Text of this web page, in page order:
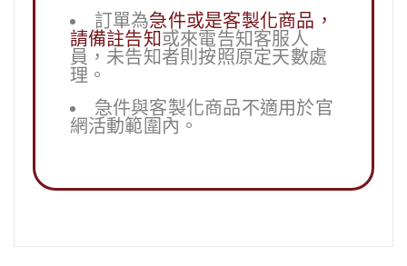
訂單為急件或是客製化商品，
請備註告知或來電告知客服人
員，未告知者則按照原定天數處
理。
急件與客製化商品不適用於官
網活動範圍內。